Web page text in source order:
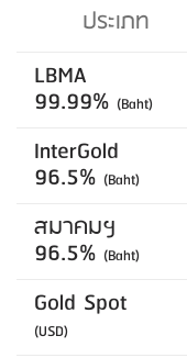
ประเภท
LBMA
99.99% (Baht)
InterGold
96.5% (Baht)
สมาคมฯ
96.5% (Baht)
Gold Spot
(USD)